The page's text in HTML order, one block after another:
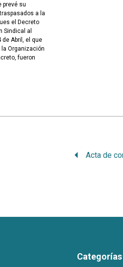
prevé su
a la
el Decreto
Sindical al
de Abril, el que
Organización
fueron
Categorías